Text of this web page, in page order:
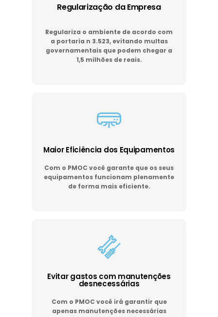
Regularização da Empresa
Regulariza o ambiente de acordo com
a portaria n 3.523, evitando multas
governamentais que podem chegar a
1,5 milhões de reais.
Maior Eficiência dos Equipamentos
Com o PMOC você garante que os seus
equipamentos funcionam plenamente
de forma mais eficiente.
Evitar gastos com manutenções
desnecessárias
Com o PMOC você irá garantir que
apenas manutenções necessárias